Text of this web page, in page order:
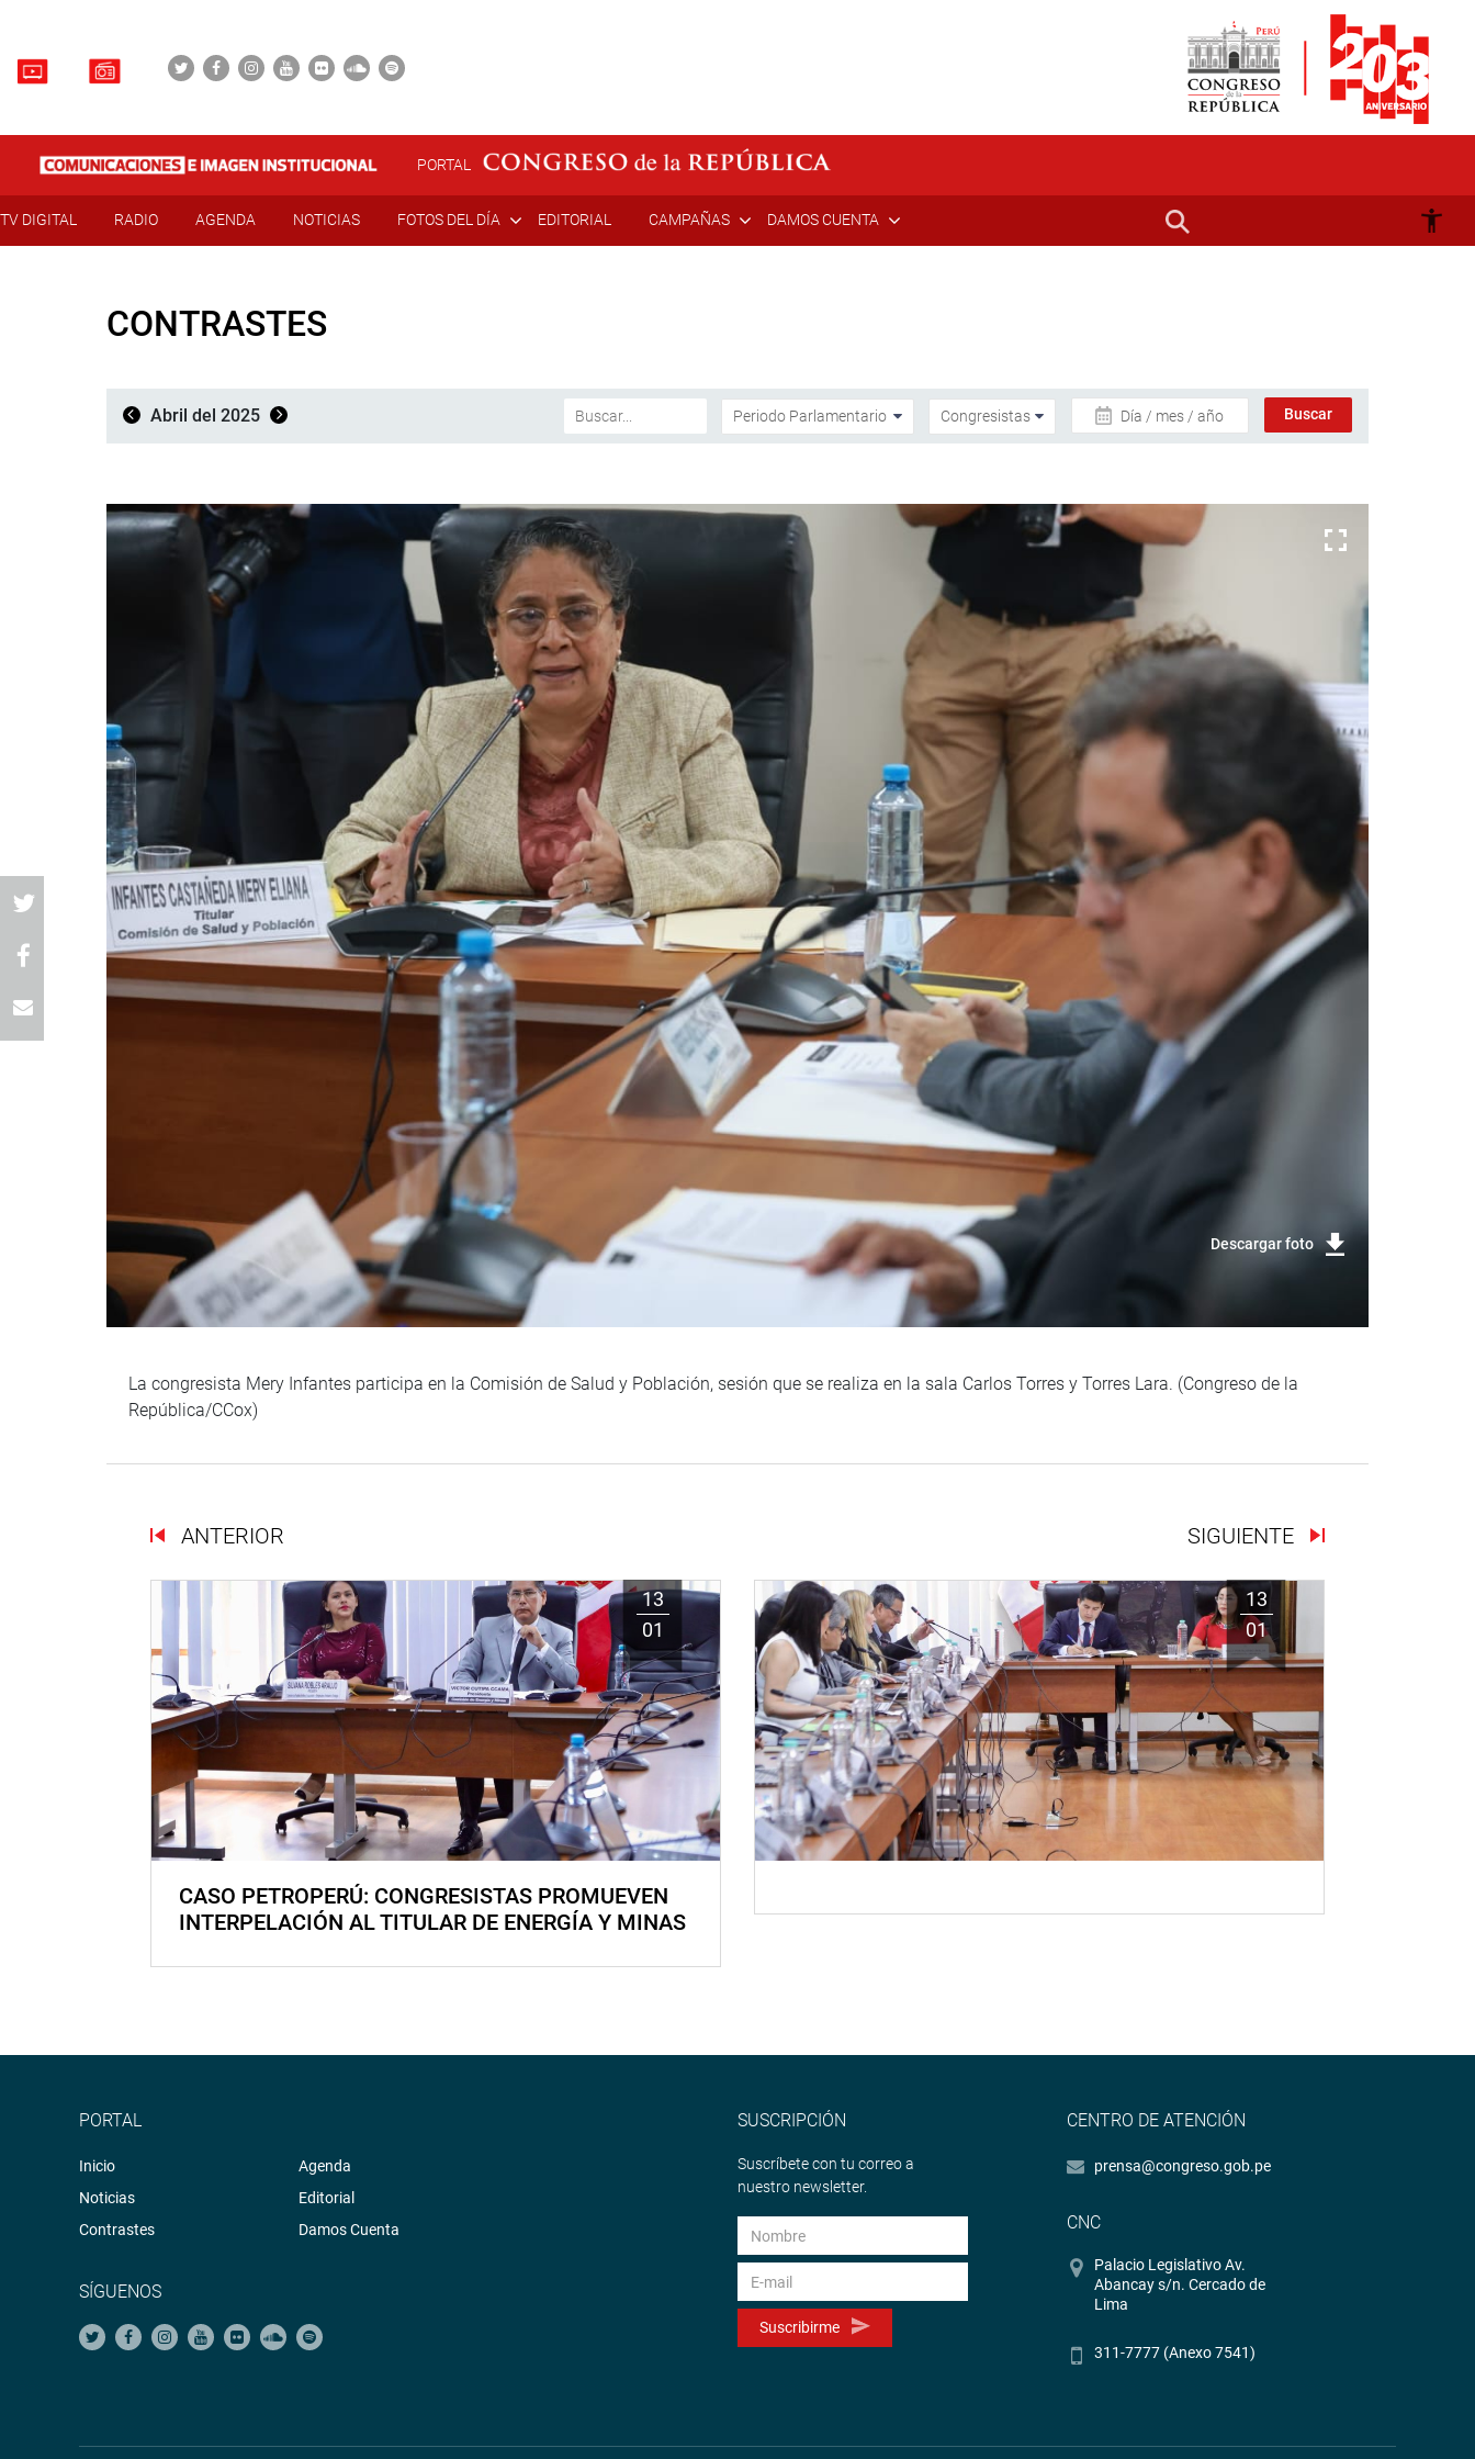
PORTAL
TV DIGITAL RADIO AGENDA NOTICIAS FOTOS DEL DÍA EDITORIAL CAMPAÑAS DAMOS CUENTA
CONTRASTES
Abril del 2025 Día / mes / año
Descargar foto
La congresista Mery Infantes participa en la Comisión de Salud y Población, sesión que se realiza en la sala Carlos Torres y Torres Lara. (Congreso de la
República/CCox)
ANTERIOR SIGUIENTE
13
01
CASO PETROPERÚ: CONGRESISTAS PROMUEVEN
INTERPELACIÓN AL TITULAR DE ENERGÍA Y MINAS
13
01
PORTAL
Inicio
Noticias
Contrastes
Agenda
Editorial
Damos Cuenta
SÍGUENOS
SUSCRIPCIÓN
Suscríbete con tu correo a
nuestro newsletter.
Suscribirme
CENTRO DE ATENCIÓN
prensa@congreso.gob.pe
CNC
Palacio Legislativo Av.
Abancay s/n. Cercado de
Lima
311-7777 (Anexo 7541)